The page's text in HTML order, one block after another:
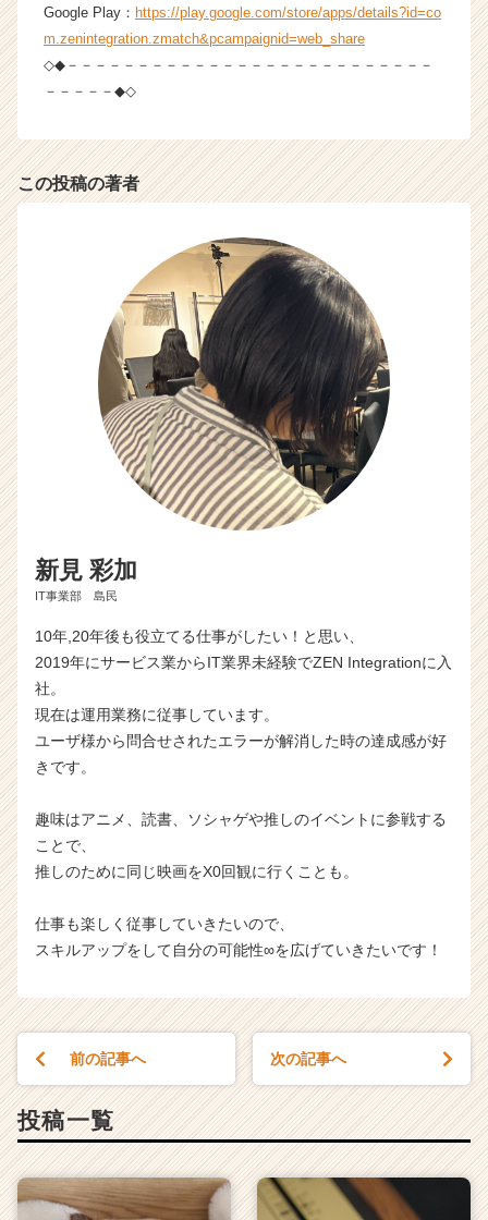
Google Play： https://play.google.com/store/apps/details?id=co
m.zenintegration.zmatch&pcampaignid=web_share
◇◆－－－－－－－－－－－－－－－－－－－－－－－－－－
－－－－－◆◇
この投稿の著者
新見 彩加
IT事業部 島民
10年,20年後も役立てる仕事がしたい！と思い、
2019年にサービス業からIT業界未経験でZEN Integrationに入
社。
現在は運用業務に従事しています。
ユーザ様から問合せされたエラーが解消した時の達成感が好
きです。
趣味はアニメ、読書、ソシャゲや推しのイベントに参戦する
ことで、
推しのために同じ映画をX0回観に行くことも。
仕事も楽しく従事していきたいので、
スキルアップをして自分の可能性∞を広げていきたいです！
前の記事へ 次の記事へ
投稿一覧